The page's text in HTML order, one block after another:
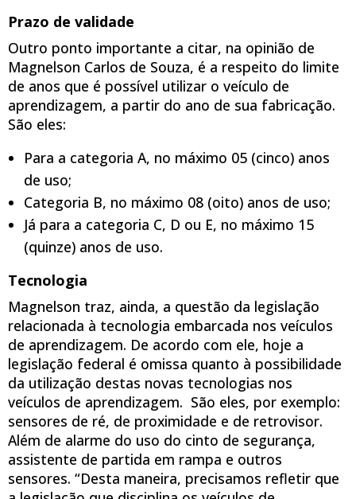
Prazo de validade
Outro ponto importante a citar, na opinião de
Magnelson Carlos de Souza, é a respeito do limite
de anos que é possível utilizar o veículo de
aprendizagem, a partir do ano de sua fabricação.
São eles:
Para a categoria A, no máximo 05 (cinco) anos
de uso;
Categoria B, no máximo 08 (oito) anos de uso;
Já para a categoria C, D ou E, no máximo 15
(quinze) anos de uso.
Tecnologia
Magnelson traz, ainda, a questão da legislação
relacionada à tecnologia embarcada nos veículos
de aprendizagem. De acordo com ele, hoje a
legislação federal é omissa quanto à possibilidade
da utilização destas novas tecnologias nos
veículos de aprendizagem. São eles, por exemplo:
sensores de ré, de proximidade e de retrovisor.
Além de alarme do uso do cinto de segurança,
assistente de partida em rampa e outros
sensores. “Desta maneira, precisamos refletir que